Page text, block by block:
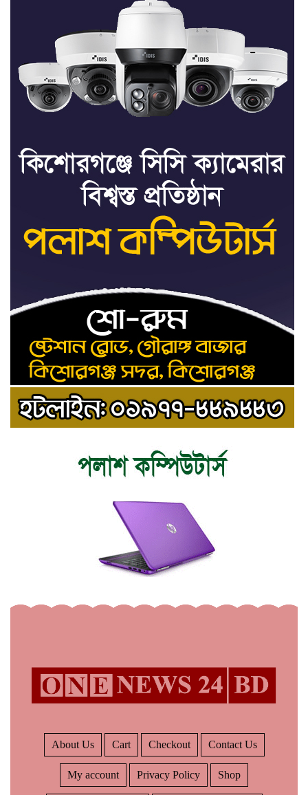
জুলাইয়ের অনুষ্ঠানে তথ্যচিত্র নিয়ে
৭
মাত্র ছয় দিনেই ১ বিলিয়ন ডলার আয়
স্পাইডার-ম্যান: ব্র্যান্ড নিউ ডে
৮
ধর্ষণের অভিযোগে কনটেন্ট ক্রিয়েটর
রিপন মিয়ার বিরুদ্ধে মামলা
৯
ধর্ষণের অভিযোগে কনটেন্ট ক্রিয়েটর
রিপন মিয়ার বিরুদ্ধে মামলা
সেটা কোনো ডকুমেন্টারি নয়: ভারপ্রাপ্ত
রাষ্ট্রপতি
About Us Cart Checkout Contact Us
My account Privacy Policy Shop